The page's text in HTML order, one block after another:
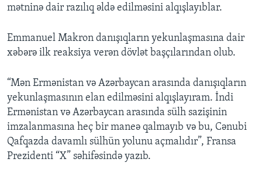
mətninə dair razılıq əldə edilməsini alqışlayıblar.
Emmanuel Makron danışıqların yekunlaşmasına dair
xəbərə ilk reaksiya verən dövlət başçılarından olub.
“Mən Ermənistan və Azərbaycan arasında danışıqların
yekunlaşmasının elan edilməsini alqışlayıram. İndi
Ermənistan və Azərbaycan arasında sülh sazişinin
imzalanmasına heç bir maneə qalmayıb və bu, Cənubi
Qafqazda davamlı sülhün yolunu açmalıdır”, Fransa
Prezidenti “X” səhifəsində yazıb.